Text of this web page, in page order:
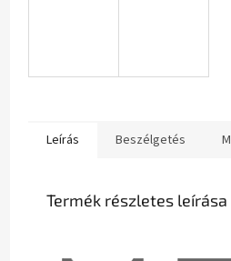
Leírás Beszélgetés
Termék részletes leírása